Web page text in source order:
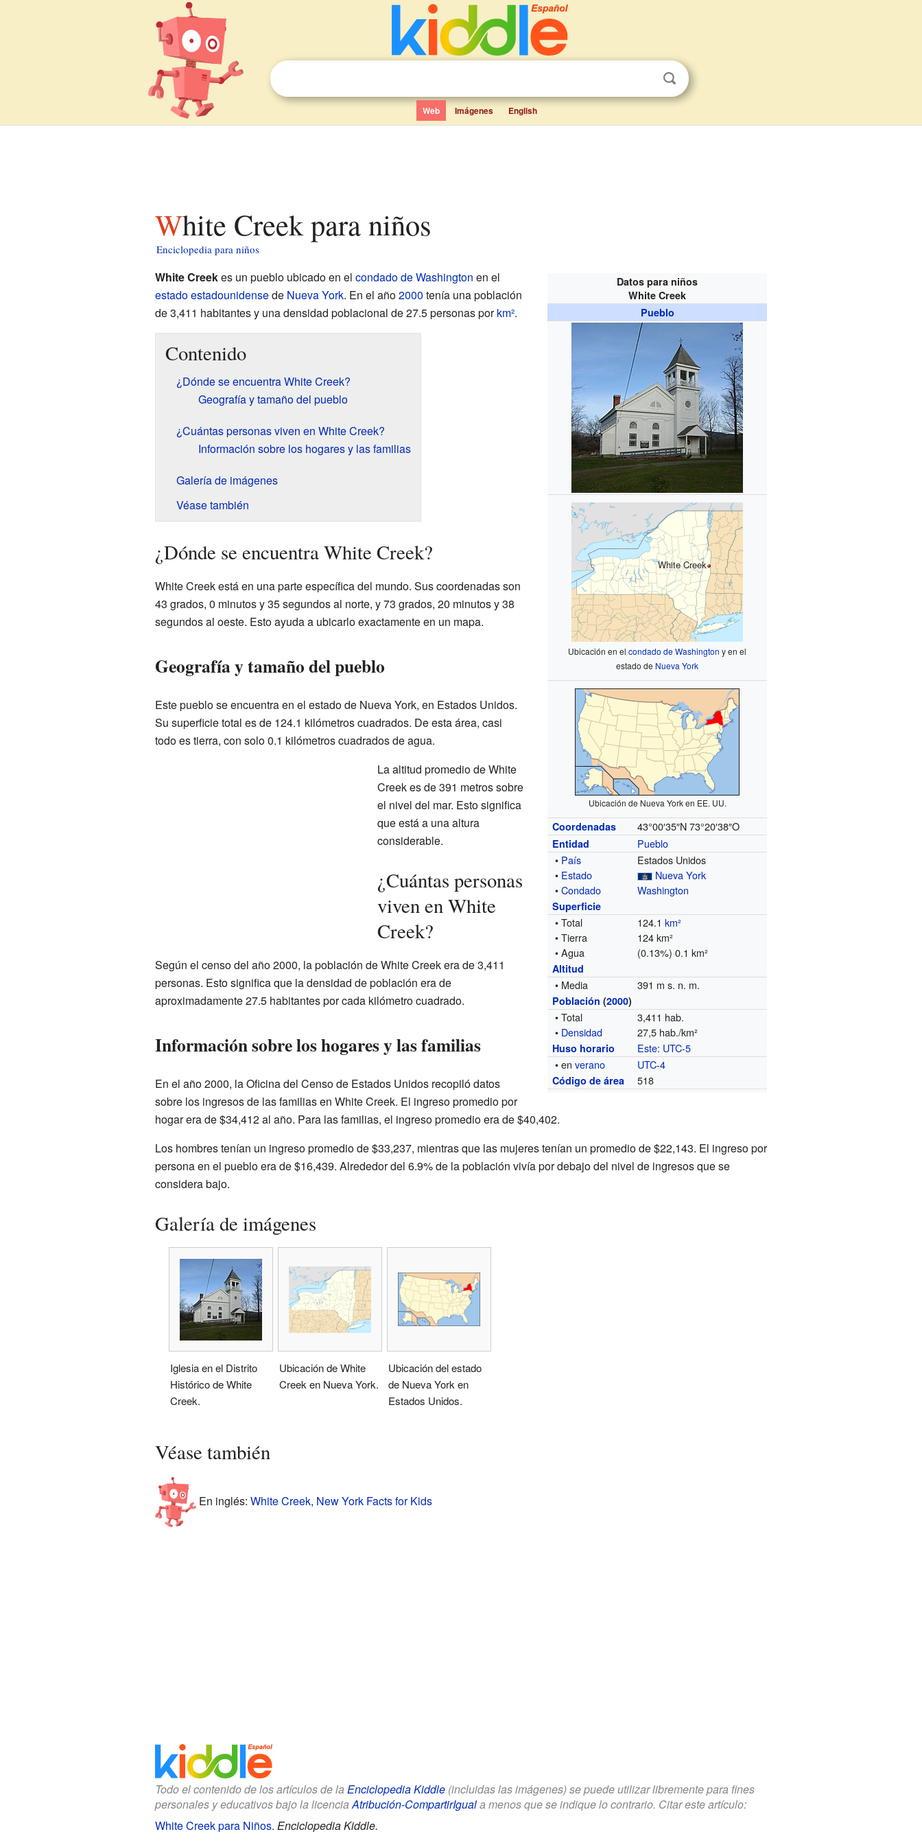
Web Imágenes English
White Creek para niños
Enciclopedia para niños
Datos para niños
White Creek
Pueblo
White Creek
Ubicación en elcondado de Washington y en el
estado de Nueva York
Ubicación de Nueva York en EE. UU.
Coordenadas 43°00′35″N 73°20′38″O
Entidad
Pueblo
• País
Estados Unidos
• Estado
Nueva York
•Condado Washington
Superficie
• Total 124.1km²
• Tierra
124 km²
• Agua
(0.13%) 0.1 km²
Altitud
• Media 391 m s. n. m.
Población (2000)
• Total
3,411 hab.
• Densidad 27,5 hab./km²
Huso horario Este: UTC-5
• enverano UTC-4
Código de área 518
White Creekes un pueblo ubicado en el condado de Washington en el
estado estadounidensede Nueva York. En el año2000 tenía una población
de 3,411 habitantes y una densidad poblacional de 27.5 personas porkm².
Contenido
¿Dónde se encuentra White Creek?
Geografía y tamaño del pueblo
¿Cuántas personas viven en White Creek?
Información sobre los hogares y las familias
Galería de imágenes
Véase también
¿Dónde se encuentra White Creek?
White Creek está en una parte específica del mundo. Sus coordenadas son
43 grados, 0 minutos y 35 segundos al norte, y 73 grados, 20 minutos y 38
segundos al oeste. Esto ayuda a ubicarlo exactamente en un mapa.
Geografía y tamaño del pueblo
Este pueblo se encuentra en el estado de Nueva York, en Estados Unidos.
Su superficie total es de 124.1 kilómetros cuadrados. De esta área, casi
todo es tierra, con solo 0.1 kilómetros cuadrados de agua.
La altitud promedio de White
Creek es de 391 metros sobre
el nivel del mar. Esto significa
que está a una altura
considerable.
¿Cuántas personas
viven en White
Creek?
Según el censo del año 2000, la población de White Creek era de 3,411
personas. Esto significa que la densidad de población era de
aproximadamente 27.5 habitantes por cada kilómetro cuadrado.
Información sobre los hogares y las familias
En el año 2000, la Oficina del Censo de Estados Unidos recopiló datos
sobre los ingresos de las familias en White Creek. El ingreso promedio por
hogar era de $34,412 al año. Para las familias, el ingreso promedio era de $40,402.
Los hombres tenían un ingreso promedio de $33,237, mientras que las mujeres tenían un promedio de $22,143. El ingreso por
persona en el pueblo era de $16,439. Alrededor del 6.9% de la población vivía por debajo del nivel de ingresos que se
considera bajo.
Galería de imágenes
Iglesia en el Distrito
Histórico de White
Creek.
Ubicación de White
Creek en Nueva York.
Ubicación del estado
de Nueva York en
Estados Unidos.
Véase también
En inglés: White Creek, New York Facts for Kids
Todo el contenido de los artículos de la Enciclopedia Kiddle(incluidas las imágenes) se puede utilizar libremente para fines
personales y educativos bajo la licencia Atribución-CompartirIguala menos que se indique lo contrario. Citar este artículo:
White Creek para Niños. Enciclopedia Kiddle.